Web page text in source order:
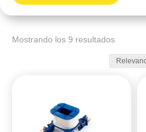
Mostrando los 9 resultados